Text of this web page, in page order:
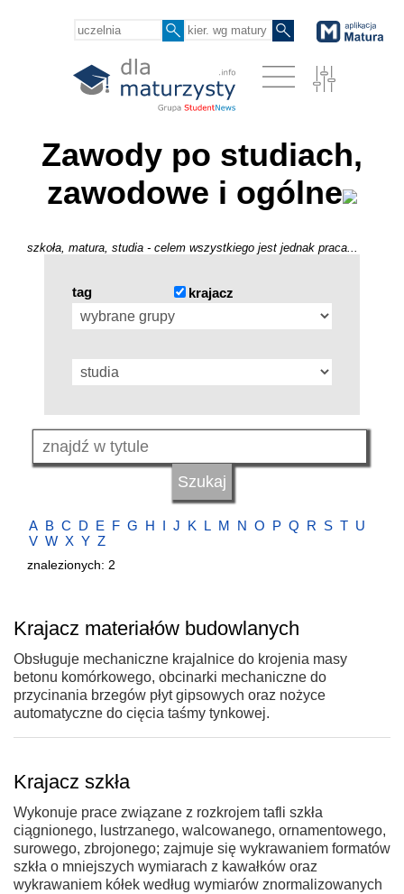
Zawody po studiach,
zawodowe i ogólne
szkoła, matura, studia - celem wszystkiego jest jednak praca...
tag krajacz
A B C D E F G H I J K L M N O P Q R S T U
V W X Y Z
znalezionych: 2
Krajacz materiałów budowlanych
Obsługuje mechaniczne krajalnice do krojenia masy
betonu komórkowego, obcinarki mechaniczne do
przycinania brzegów płyt gipsowych oraz nożyce
automatyczne do cięcia taśmy tynkowej.
Krajacz szkła
Wykonuje prace związane z rozkrojem tafli szkła
ciągnionego, lustrzanego, walcowanego, ornamentowego,
surowego, zbrojonego; zajmuje się wykrawaniem formatów
szkła o mniejszych wymiarach z kawałków oraz
wykrawaniem kółek według wymiarów znormalizowanych